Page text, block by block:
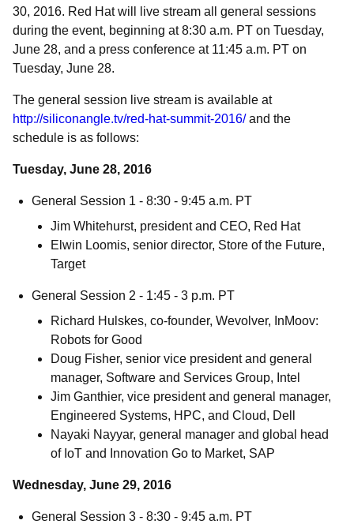
30, 2016. Red Hat will live stream all general sessions
during the event, beginning at 8:30 a.m. PT on Tuesday,
June 28, and a press conference at 11:45 a.m. PT on
Tuesday, June 28.
The general session live stream is available at
http://siliconangle.tv/red-hat-summit-2016/and the
schedule is as follows:
Tuesday, June 28, 2016
General Session 1 - 8:30 - 9:45 a.m. PT
Jim Whitehurst, president and CEO, Red Hat
Elwin Loomis, senior director, Store of the Future,
Target
General Session 2 - 1:45 - 3 p.m. PT
Richard Hulskes, co-founder, Wevolver, InMoov:
Robots for Good
Doug Fisher, senior vice president and general
manager, Software and Services Group, Intel
Jim Ganthier, vice president and general manager,
Engineered Systems, HPC, and Cloud, Dell
Nayaki Nayyar, general manager and global head
of IoT and Innovation Go to Market, SAP
Wednesday, June 29, 2016
General Session 3 - 8:30 - 9:45 a.m. PT